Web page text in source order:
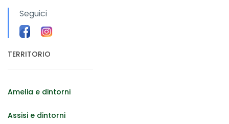
Seguici
TERRITORIO
Amelia e dintorni
Assisi e dintorni